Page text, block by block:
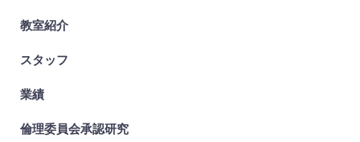
教室紹介
スタッフ
業績
倫理委員会承認研究